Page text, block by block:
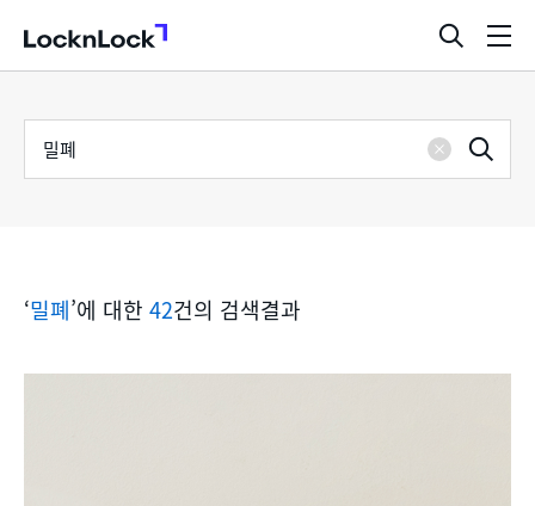
LocknLock
검
색
열
통
색
삭
검
‘밀폐’에 대한 42건의 검색결과